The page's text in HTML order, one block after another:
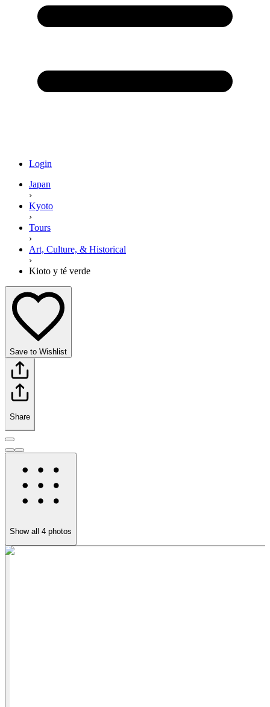
Login
Japan
›
Kyoto
›
Tours
›
Art, Culture, & Historical
›
Kioto y té verde
Save to Wishlist
Share
Show all 4 photos